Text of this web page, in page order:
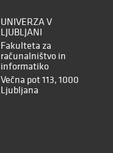
UNIVERZA V
LJUBLJANI
Fakulteta za
računalništvo in
informatiko
Večna pot 113, 1000
Ljubljana